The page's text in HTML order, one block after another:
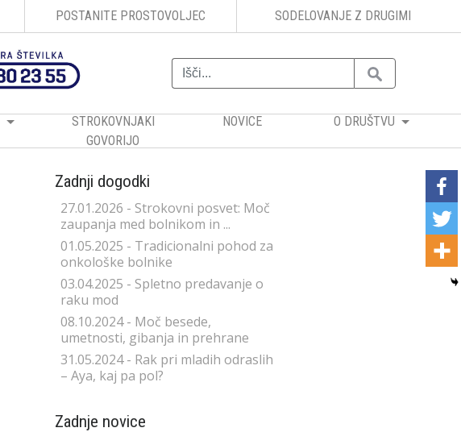
POSTANITE PROSTOVOLJEC SODELOVANJE Z DRUGIMI
STROKOVNJAKI
GOVORIJO
NOVICE O DRUŠTVU
Zadnji dogodki
27.01.2026 - Strokovni posvet: Moč
zaupanja med bolnikom in ...
01.05.2025 - Tradicionalni pohod za
onkološke bolnike
03.04.2025 - Spletno predavanje o
raku mod
08.10.2024 - Moč besede,
umetnosti, gibanja in prehrane
31.05.2024 - Rak pri mladih odraslih
– Aya, kaj pa pol?
Zadnje novice